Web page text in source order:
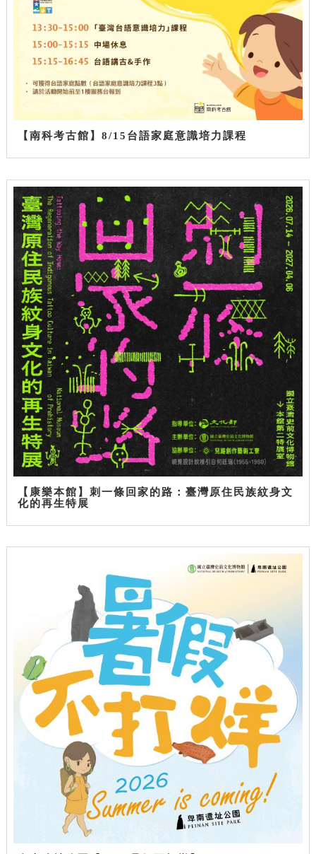
【南科考古館】8/15台語家庭意識培力課程
【康樂本館】刺一條回家的路：臺灣原住民族紋身文
化的再生特展